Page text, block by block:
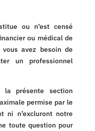
ou n’est censé
ou médical de
avez besoin de
un professionnel
la présente section
permise par le
ni n’excluront notre
toute question pour